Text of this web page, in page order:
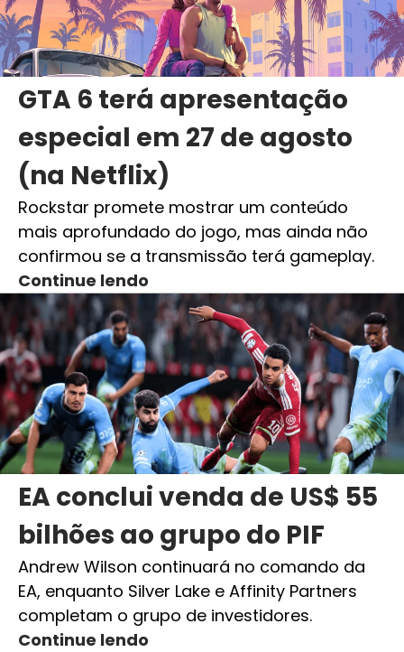
GTA 6 terá apresentação
especial em 27 de agosto
(na Netflix)
Rockstar promete mostrar um conteúdo
mais aprofundado do jogo, mas ainda não
confirmou se a transmissão terá gameplay.
Continue lendo
EA conclui venda de US$ 55
bilhões ao grupo do PIF
Andrew Wilson continuará no comando da
EA, enquanto Silver Lake e Affinity Partners
completam o grupo de investidores.
Continue lendo